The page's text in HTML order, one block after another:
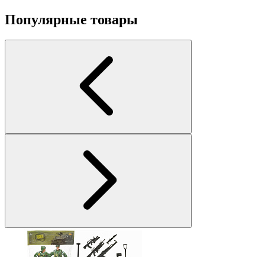
Популярные товары